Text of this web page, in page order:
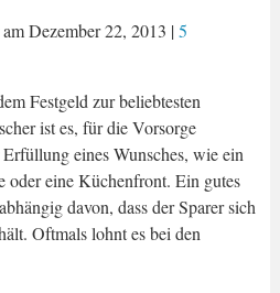
Dezember 22, 2013 |5
Festgeld zur beliebtesten
ist es, für die Vorsorge
eines Wunsches, wie ein
oder eine Küchenfront. Ein gutes
davon, dass der Sparer sich
Oftmals lohnt es bei den